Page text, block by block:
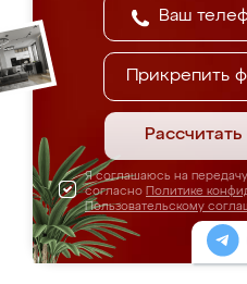
Прикрепить
Я соглашаюсь на
согласно Политике
Пользовательскому